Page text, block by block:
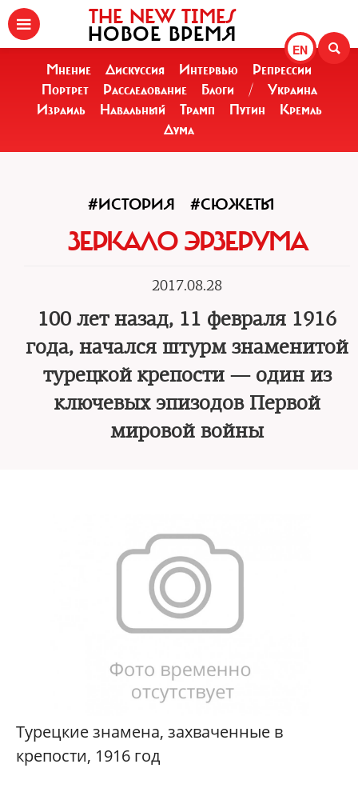
EN
THE NEW TIMES
НОВОЕ ВРЕМЯ
Мнение Дискуссия Интервью
Репрессии
Портрет
Расследование Блоги /
Украина
Израиль
Навальный Трамп Путин
Кремль
Дума
#ИСТОРИЯ #СЮЖЕТЫ
ЗЕРКАЛО ЭРЗЕРУМА
2017.08.28
100 лет назад, 11 февраля 1916
года, начался штурм знаменитой
турецкой крепости — один из
ключевых эпизодов Первой
мировой войны
Турецкие знамена, захваченные в
крепости, 1916 год